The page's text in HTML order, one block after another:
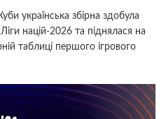
українська збірна здобула
націй-2026 та піднялася на
таблиці першого ігрового